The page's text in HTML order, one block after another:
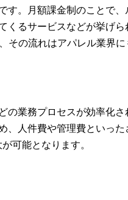
す。月額課金制のことで
るサービスなどが挙げ
の流れはアパレル業界に
業務プロセスが効率化
、人件費や管理費といっ
可能となります。